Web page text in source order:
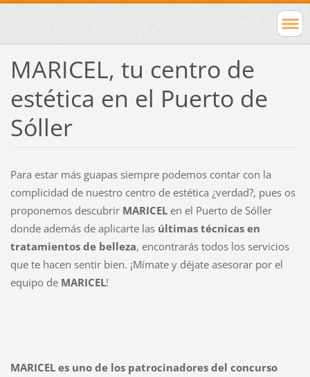
MARICEL, tu centro de
estética en el Puerto de
Sóller
Para estar más guapas siempre podemos contar con la
complicidad de nuestro centro de estética ¿verdad?, pues os
proponemos descubrir MARICELen el Puerto de Sóller
donde además de aplicarte las últimas técnicas en
tratamientos de belleza, encontrarás todos los servicios
que te hacen sentir bien. ¡Mímate y déjate asesorar por el
equipo de MARICEL!
MARICEL es uno de los patrocinadores del concurso